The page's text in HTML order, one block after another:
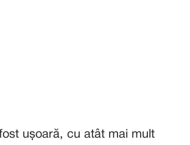
ușoară, cu atât mai mult